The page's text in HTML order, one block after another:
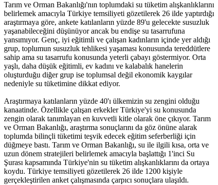
Tarım ve Orman Bakanlığı'nın toplumdaki su tüketim alışkanlıklarını
belirlemek amacıyla Türkiye temsiliyeti gözetilerek 26 ilde yaptırdığı
araştırmaya göre, ankete katılanların yüzde 89'u gelecekte susuzluk
yaşanabileceğini düşünüyor ancak bu endişe su tasarrufuna
yansımıyor. Genç, iyi eğitimli ve çalışan kadınların içinde yer aldığı
grup, toplumun susuzluk tehlikesi yaşaması konusunda tereddütlere
sahip ama su tasarrufu konusunda yeterli çabayı göstermiyor. Orta
yaşlı, daha düşük eğitimli, ev kadını ve kalabalık hanelerin
oluşturduğu diğer grup ise toplumsal değil ekonomik kaygılar
nedeniyle su tüketimine dikkat ediyor.
Araştırmaya katılanların yüzde 40'ı ülkemizin su zengini olduğu
kanaatinde. Özellikle çalışan erkekler Türkiye'yi su konusunda
zengin olarak tanımlayan en kuvvetli kitle olarak öne çıkıyor. Tarım
ve Orman Bakanlığı, araştırma sonuçlarını da göz önüne alarak
toplumda bilinçli tüketimi teşvik edecek eğitim seferberliği için
düğmeye bastı. Tarım ve Orman Bakanlığı, su ile ilgili kısa, orta ve
uzun dönem stratejileri belirlemek amacıyla başlattığı 1'inci Su
Şurası kapsamında Türkiye'nin su tüketim alışkanlıklarını da ortaya
koydu. Türkiye temsiliyeti gözetilerek 26 ilde 1200 kişiyle
gerçekleştirilen anket çalışmasında çarpıcı sonuçlara ulaşıldı.